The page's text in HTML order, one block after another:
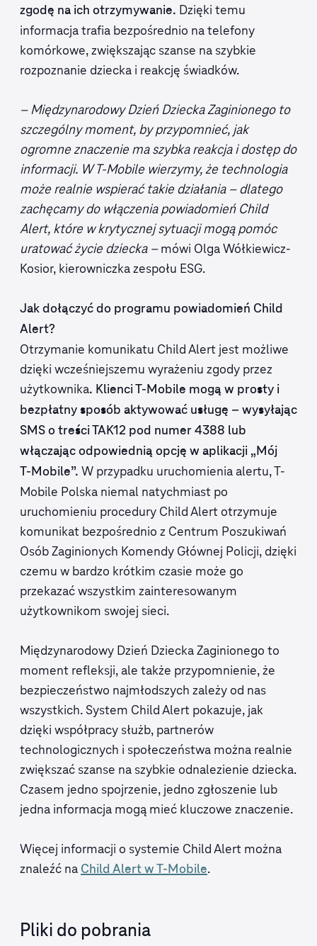
zgodę na ich otrzymywanie. Dzięki temu
informacja trafia bezpośrednio na telefony
komórkowe, zwiększając szanse na szybkie
rozpoznanie dziecka i reakcję świadków.
– Międzynarodowy Dzień Dziecka Zaginionego to
szczególny moment, by przypomnieć, jak
ogromne znaczenie ma szybka reakcja i dostęp do
informacji. W T‑Mobile wierzymy, że technologia
może realnie wspierać takie działania – dlatego
zachęcamy do włączenia powiadomień Child
Alert, które w krytycznej sytuacji mogą pomóc
uratowaćżycie dziecka –mówi Olga Wółkiewicz-
Kosior, kierowniczka zespołu ESG.
Jak dołączyć do programu powiadomień Child
Alert?
Otrzymanie komunikatu Child Alert jest możliwe
dzięki wcześniejszemu wyrażeniu zgody przez
użytkownika. Klienci T‑Mobile mogą w prosty i
bezpłatny sposób aktywować usługę – wysyłając
SMS o treści TAK12 pod numer 4388 lub
włączając odpowiednią opcję w aplikacji „Mój
T‑Mobile”. W przypadku uruchomienia alertu, T-
Mobile Polska niemal natychmiast po
uruchomieniu procedury Child Alert otrzymuje
komunikat bezpośrednio z Centrum Poszukiwań
Osób Zaginionych Komendy Głównej Policji, dzięki
czemu w bardzo krótkim czasie może go
przekazać wszystkim zainteresowanym
użytkownikom swojej sieci.
Międzynarodowy Dzień Dziecka Zaginionego to
moment refleksji, ale także przypomnienie, że
bezpieczeństwo najmłodszych zależy od nas
wszystkich. System Child Alert pokazuje, jak
dzięki współpracy służb, partnerów
technologicznych i społeczeństwa można realnie
zwiększać szanse na szybkie odnalezienie dziecka.
Czasem jedno spojrzenie, jedno zgłoszenie lub
jedna informacja mogą mieć kluczowe znaczenie.
Więcej informacji o systemie Child Alert można
znaleźć na Child Alert w T-Mobile.
Pliki do pobrania